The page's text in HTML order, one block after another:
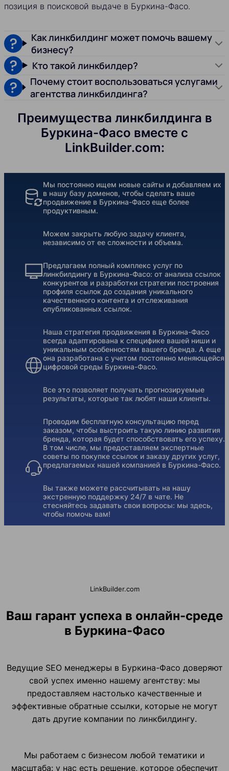
позиция в поисковой выдаче в Буркина-Фасо.
Как линкбилдинг может помочь вашему
бизнесу?
Кто такой линкбилдер?
Почему стоит воспользоваться услугами
агентства линкбилдинга?
Преимущества линкбилдинга в
Буркина-Фасо вместе с
LinkBuilder.com:
Мы постоянно ищем новые сайты и добавляем их
в нашу базу доменов, чтобы сделать ваше
продвижение в Буркина-Фасо еще более
продуктивным.
Можем закрыть любую задачу клиента,
независимо от ее сложности и объема.
Предлагаем полный комплекс услуг по
линкбилдингу в Буркина-Фасо: от анализа ссылок
конкурентов и разработки стратегии построения
профиля ссылок до создания уникального
качественного контента и отслеживания
опубликованных ссылок.
Наша стратегия продвижения в Буркина-Фасо
всегда адаптирована к специфике вашей ниши и
уникальным особенностям вашего бренда. А еще
она разработана с учетом постоянно меняющейся
цифровой среды Буркина-Фасо.
Все это позволяет получать прогнозируемые
результаты, которые так любят наши клиенты.
Проводим бесплатную консультацию перед
заказом, чтобы выстроить такую линию развития
бренда, которая будет способствовать его успеху.
В том числе, мы предоставляем экспертные
советы по покупке ссылок и заказу других услуг,
предлагаемых нашей компанией в Буркина-Фасо.
Вы также можете рассчитывать на нашу
экстренную поддержку 24/7 в чате. Не
стесняйтесь задавать свои вопросы: мы здесь,
чтобы помочь вам!
LinkBuilder.com
Ваш гарант успеха в онлайн-среде
в Буркина-Фасо
Ведущие SEO менеджеры в Буркина-Фасо доверяют
свой успех именно нашему агентству: мы
предоставляем настолько качественные и
эффективные обратные ссылки, которые не могут
дать другие компании по линкбилдингу.
Мы работаем с бизнесом любой тематики и
масштаба: у нас есть решение, которое обеспечит